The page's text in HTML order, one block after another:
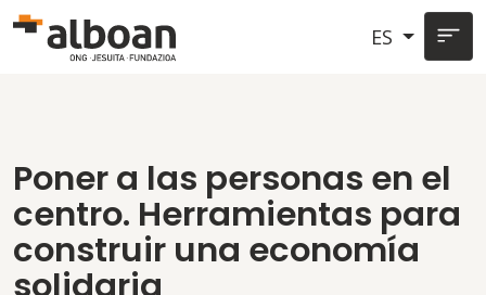
Pasar al contenido principal
ES
Poner a las personas en el
centro. Herramientas para
construir una economía
solidaria